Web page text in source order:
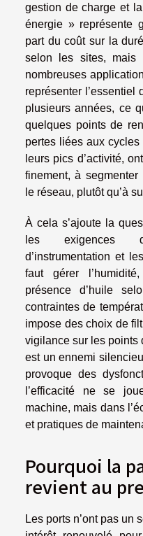
gestion de charge et
énergie » représente
part du coût sur la
selon les sites, mais
nombreuses
représenter l’essentiel
plusieurs années, ce
quelques points de
pertes liées aux cycles
leurs pics d’activité,
finement, à
le réseau, plutôt qu’à
À cela s’ajoute la
les exigences
d’instrumentation et
faut gérer
présence d’huile
contraintes de
impose des choix de
vigilance sur les points
est un ennemi
provoque des
l’efficacité ne se
machine, mais dans
et pratiques de
Pourquoi la
revient au
Les ports n’ont pas un